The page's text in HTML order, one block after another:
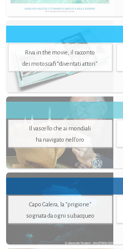
Riva in the movie, il racconto
dei motoscafi “diventati attori”
Il vascello che ai mondiali
ha navigato nell’oro
Capo Galera, la "prigione"
sognata da ogni subacqueo